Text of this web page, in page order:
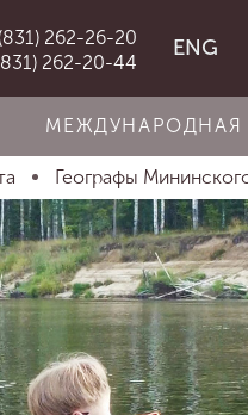
262-26-20
262-20-44
ENG
МЕЖДУНАРОДНАЯ
Географы